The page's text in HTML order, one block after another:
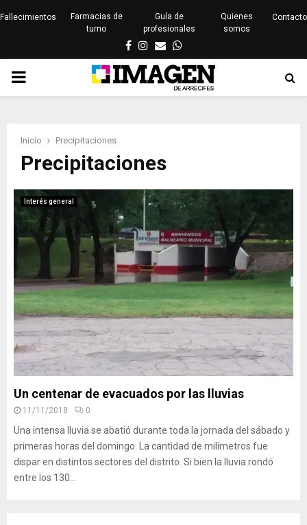
Fallecimientos
Farmacias de
turno
Guía de
profesionales
Quienes
somos
Contacto
Facebook
Instagram
EmailWhatsapp
PRIMARY
Inicio Precipitaciones
Precipitaciones
Interés general
Un centenar de evacuados por las lluvias
11/11/2018 0
Una intensa lluvia se abatió durante toda la jornada del sábado y
primeras horas del domingo. La cantidad de milímetros fue
dispar en distintos sectores del distrito. Si bien la lluvia rondó
entre los 130...